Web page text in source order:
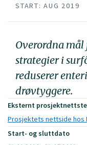
START: AUG 2019
Overordna
strategier i
reduserer
drøvtyggere.
Eksternt
Prosjektets nettside hos
Start- og sluttdato